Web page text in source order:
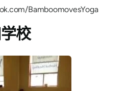
BamboomovesYoga
校